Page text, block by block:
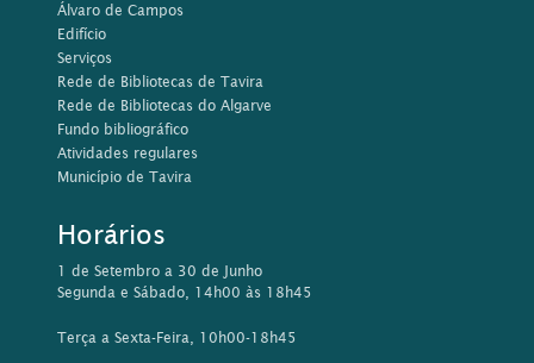
Álvaro de Campos
Edifício
Serviços
Rede de Bibliotecas de Tavira
Rede de Bibliotecas do Algarve
Fundo bibliográfico
Atividades regulares
Município de Tavira
Horários
1 de Setembro a 30 de Junho
Segunda e Sábado, 14h00 às 18h45
Terça a Sexta-Feira, 10h00-18h45